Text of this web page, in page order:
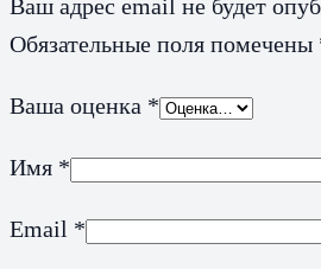
Ваш адрес email не будет
Обязательные поля помечены
Ваша оценка *
Имя *
Email *